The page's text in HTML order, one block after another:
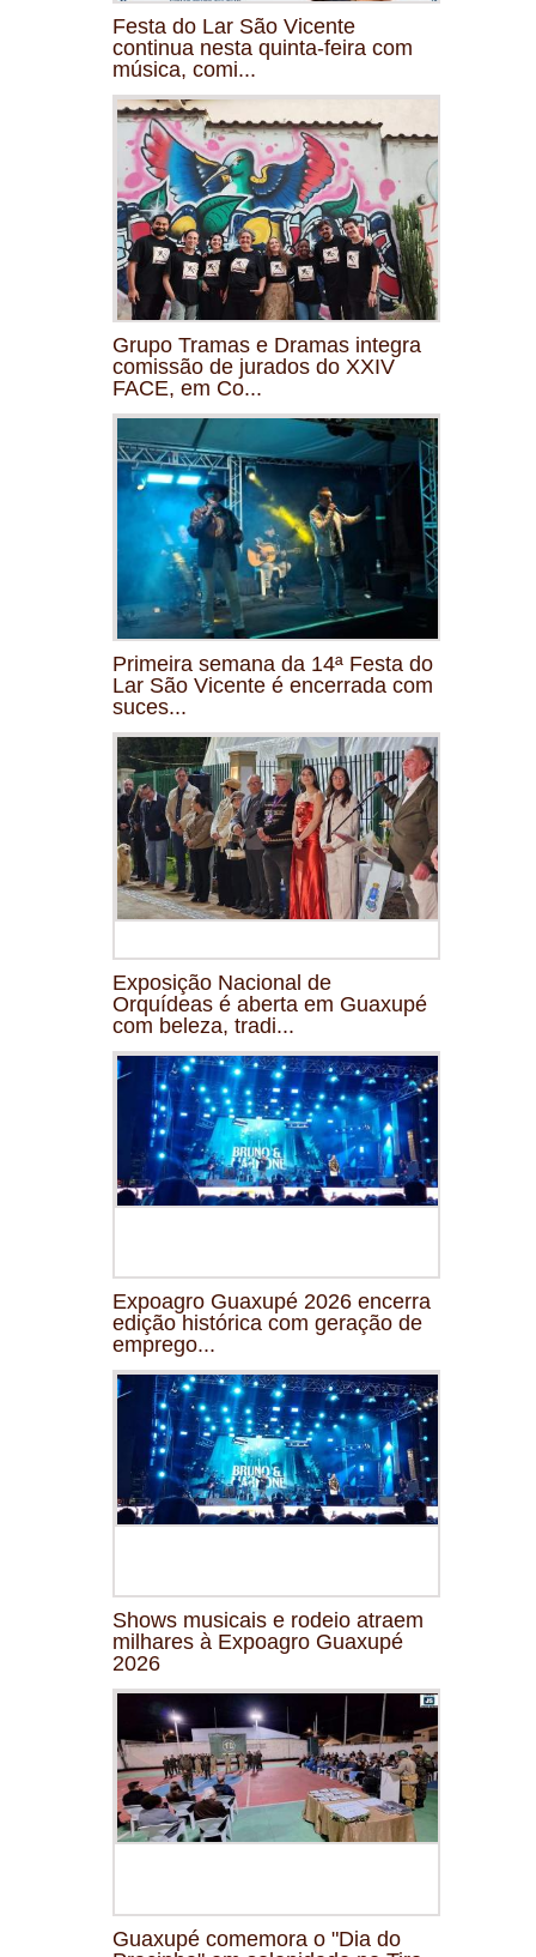
Festa do Lar São Vicente
continua nesta quinta-feira com
música, comi...
Grupo Tramas e Dramas integra
comissão de jurados do XXIV
FACE, em Co...
Primeira semana da 14ª Festa do
Lar São Vicente é encerrada com
suces...
Exposição Nacional de
Orquídeas é aberta em Guaxupé
com beleza, tradi...
Expoagro Guaxupé 2026 encerra
edição histórica com geração de
emprego...
Shows musicais e rodeio atraem
milhares à Expoagro Guaxupé
2026
Guaxupé comemora o "Dia do